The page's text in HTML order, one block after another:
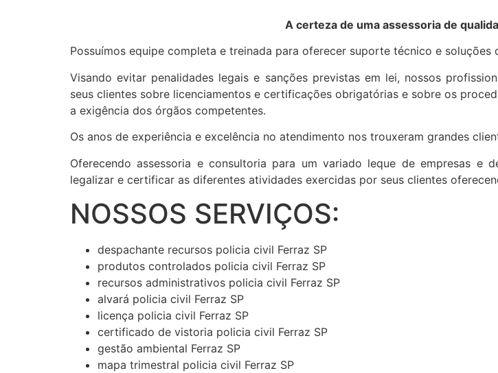
A certeza de uma assessoria de
Possuímos equipe completa e treinada para oferecer suporte técnico e soluções
Visando evitar penalidades legais e sanções previstas em lei, nossos
seus clientes sobre licenciamentos e certificações obrigatórias e sobre os
a exigência dos órgãos competentes.
Os anos de experiência e excelência no atendimento nos trouxeram grandes
Oferecendo assessoria e consultoria para um variado leque de empresas
legalizar e certificar as diferentes atividades exercidas por seus clientes
NOSSOS SERVIÇOS:
despachante recursos policia civil Ferraz SP
produtos controlados policia civil Ferraz SP
recursos administrativos policia civil Ferraz SP
alvará policia civil Ferraz SP
licença policia civil Ferraz SP
certificado de vistoria policia civil Ferraz SP
gestão ambiental Ferraz SP
mapa trimestral policia civil Ferraz SP